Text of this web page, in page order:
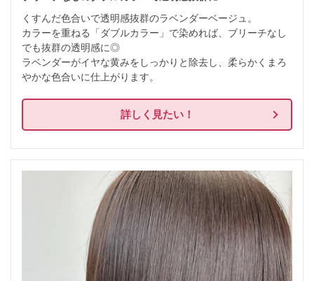
くすんだ色合いで透明感抜群のラベンダーベージュ。
カラーを重ねる「ダブルカラー」で染めれば、ブリーチなし
でも抜群の透明感に◎
ラベンダーがイヤな黄みをしっかりと除去し、柔らかくまろ
やかな色合いに仕上がります。
詳しく見たい！